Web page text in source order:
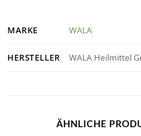
MARKE WALA
HERSTELLER WALA Heilmittel
ÄHNLICHE